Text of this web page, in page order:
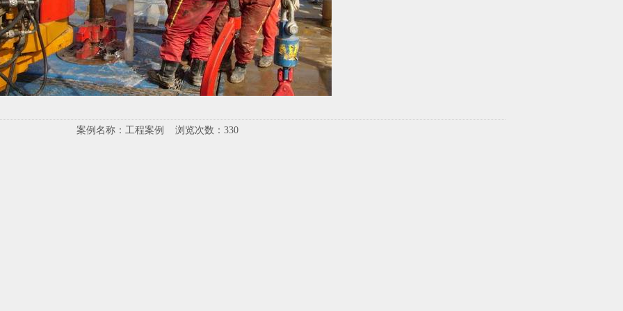
案例名称：工程案例 浏览次数： 330